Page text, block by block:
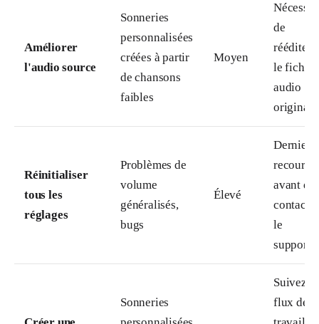
Améliorer
l'audio source
Sonneries
personnalisées
créées à partir
de chansons
faibles
Moyen
de
rééditer
le fichier
audio
original.
Réinitialiser
tous les
réglages
Problèmes de
volume
généralisés,
bugs
Élevé
Dernier
recours
avant de
contacter
le
support.
Sonneries
Suivez le
flux de